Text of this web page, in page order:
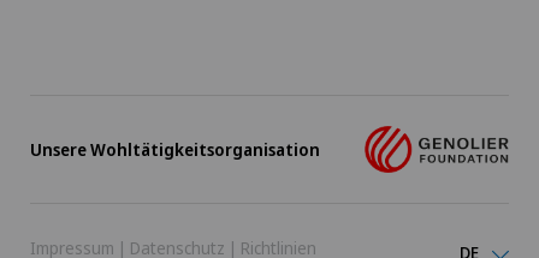
Unsere Wohltätigkeitsorganisation
Impressum | Datenschutz | Richtlinien DE